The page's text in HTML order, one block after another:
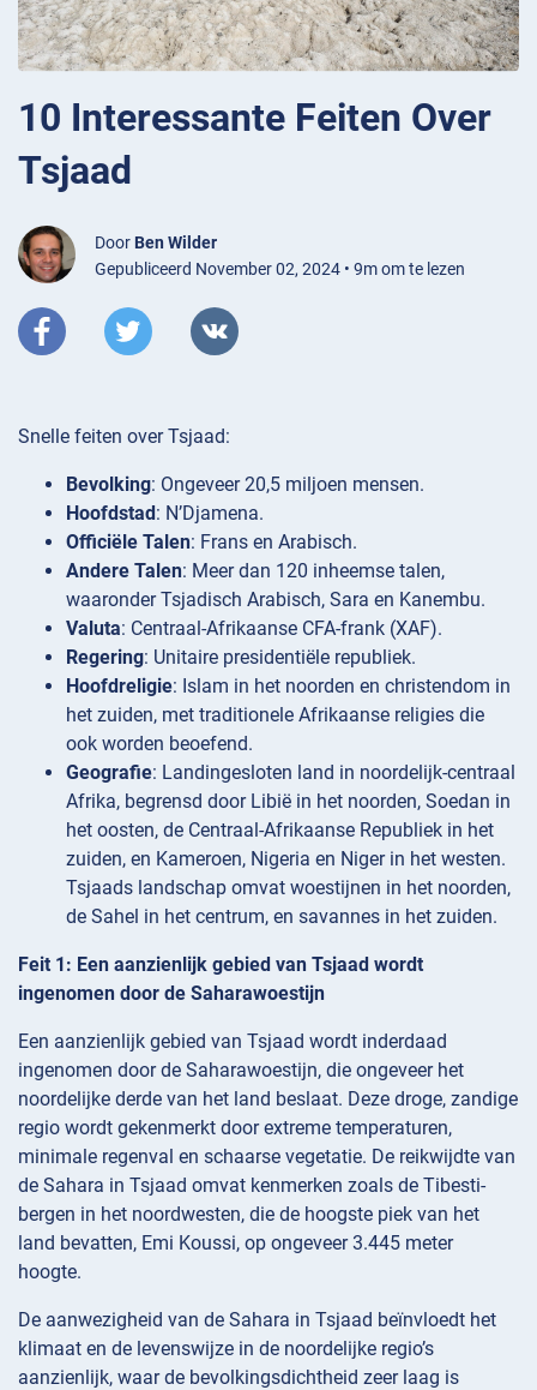
10 Interessante Feiten Over
Tsjaad
Door Ben Wilder
Gepubliceerd November 02, 2024 • 9m om te lezen
Snelle feiten over Tsjaad:
Bevolking: Ongeveer 20,5 miljoen mensen.
Hoofdstad: N’Djamena.
Officiële Talen: Frans en Arabisch.
Andere Talen: Meer dan 120 inheemse talen,
waaronder Tsjadisch Arabisch, Sara en Kanembu.
Valuta: Centraal-Afrikaanse CFA-frank (XAF).
Regering: Unitaire presidentiële republiek.
Hoofdreligie: Islam in het noorden en christendom in
het zuiden, met traditionele Afrikaanse religies die
ook worden beoefend.
Geografie: Landingesloten land in noordelijk-centraal
Afrika, begrensd door Libië in het noorden, Soedan in
het oosten, de Centraal-Afrikaanse Republiek in het
zuiden, en Kameroen, Nigeria en Niger in het westen.
Tsjaads landschap omvat woestijnen in het noorden,
de Sahel in het centrum, en savannes in het zuiden.
Feit 1: Een aanzienlijk gebied van Tsjaad wordt
ingenomen door de Saharawoestijn
Een aanzienlijk gebied van Tsjaad wordt inderdaad
ingenomen door de Saharawoestijn, die ongeveer het
noordelijke derde van het land beslaat. Deze droge, zandige
regio wordt gekenmerkt door extreme temperaturen,
minimale regenval en schaarse vegetatie. De reikwijdte van
de Sahara in Tsjaad omvat kenmerken zoals de Tibesti-
bergen in het noordwesten, die de hoogste piek van het
land bevatten, Emi Koussi, op ongeveer 3.445 meter
hoogte.
De aanwezigheid van de Sahara in Tsjaad beïnvloedt het
klimaat en de levenswijze in de noordelijke regio’s
aanzienlijk, waar de bevolkingsdichtheid zeer laag is